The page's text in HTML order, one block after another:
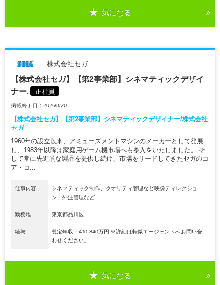
気になる
株式会社セガ
【株式会社セガ】【第2事業部】シネマティックデザイ
ナー.
正社員
掲載終了日：2026/8/20
【株式会社セガ】【第2事業部】シネマティックデザイナー/株式会社
セガ
1960年の設立以来、アミューズメントマシンのメーカーとして発展
し、1983年以降は家庭用ゲーム機市場へも参入をいたしました。 そ
して常に先進的な製品を提供し続け、市場をリードしてきたセガのコ
ア・コ...
仕事内容
シネマティック制作、クオリティ管理など映像ディレクショ
ン、外注管理など
勤務地 東京都品川区
給与
想定年収：400-840万円 ※詳細は転職エージェントへお問い合
わせください。
気になる